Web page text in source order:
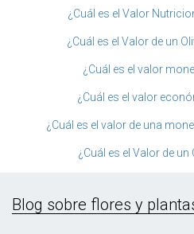
¿Cuál es el Valor
¿Cuál es el Valor de un
¿Cuál es el valor
¿Cuál es el valor
¿Cuál es el valor de una
¿Cuál es el Valor de un
Blog sobre flores y